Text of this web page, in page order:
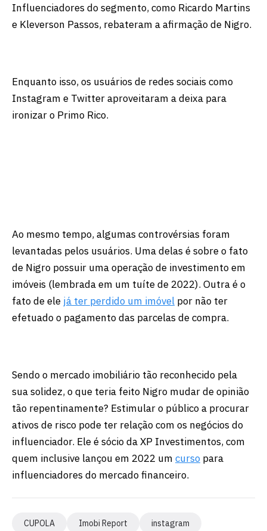
Influenciadores do segmento, como Ricardo Martins
e Kleverson Passos, rebateram a afirmação de Nigro.
Enquanto isso, os usuários de redes sociais como
Instagram e Twitter aproveitaram a deixa para
ironizar o Primo Rico.
Ao mesmo tempo, algumas controvérsias foram
levantadas pelos usuários. Uma delas é sobre o fato
de Nigro possuir uma operação de investimento em
imóveis (lembrada em um tuíte de 2022). Outra é o
fato de ele já ter perdido um imóvel por não ter
efetuado o pagamento das parcelas de compra.
Sendo o mercado imobiliário tão reconhecido pela
sua solidez, o que teria feito Nigro mudar de opinião
tão repentinamente? Estimular o público a procurar
ativos de risco pode ter relação com os negócios do
influenciador. Ele é sócio da XP Investimentos, com
quem inclusive lançou em 2022 um curso para
influenciadores do mercado financeiro.
CUPOLA Imobi Report
instagram